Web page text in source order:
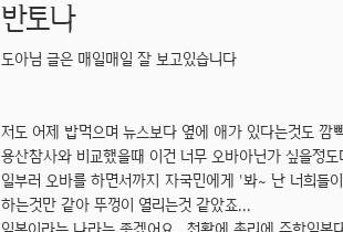
반토나
도아님 글은 매일매일 잘 보고있습니다
저도 어제 밥먹으며 뉴스보다 옆에 애가 있다는것도 깜
용산참사와 비교했을때 이건 너무 오바아닌가 싶을정
일부러 오바를 하면서까지 자국민에게 '봐~ 난 너희
하는것만 같아 뚜껑이 열리는것 같았죠...